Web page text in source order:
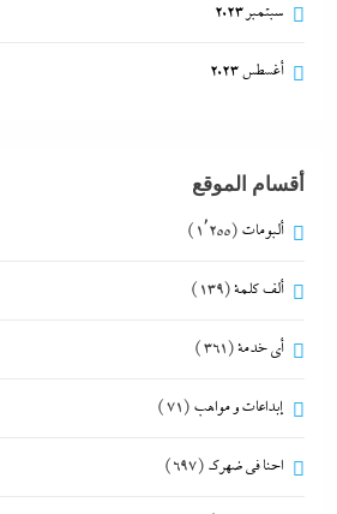
سبتمبر 2023
أغسطس 2023
أقسام الموقع
ألبومات (1٬255)
ألف كلمة(139)
أي خدمة(361)
إبداعات و مواهب (71)
احنا في ضهرك (697)